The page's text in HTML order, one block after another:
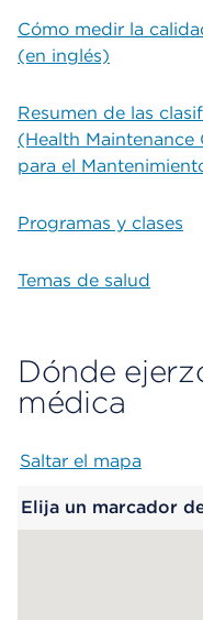
Cómo medir la
(en inglés)
Resumen de las
(Health
para el
Programas y clases
Temas de salud
Dónde
médica
Saltar el mapa
Elija un marcador